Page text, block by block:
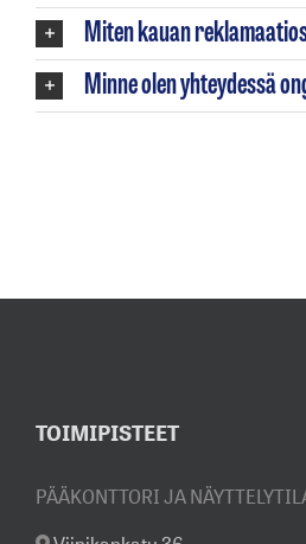
Miten kauan
Minne olen yhteydessä
TOIMIPISTEET
PÄÄKONTTORI JA